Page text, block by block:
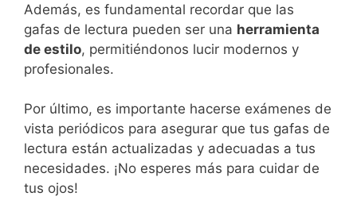
Además, es fundamental recordar que las
gafas de lectura pueden ser una herramienta
de estilo, permitiéndonos lucir modernos y
profesionales.
Por último, es importante hacerse exámenes de
vista periódicos para asegurar que tus gafas de
lectura están actualizadas y adecuadas a tus
necesidades. ¡No esperes más para cuidar de
tus ojos!